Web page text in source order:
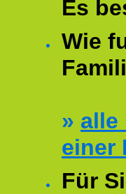
Es
Wie
» alle
einer
Für